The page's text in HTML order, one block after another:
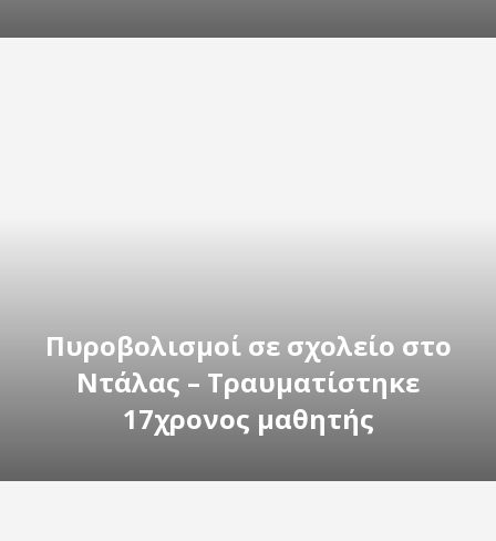
Πυροβολισμοί σε σχολείο στο
Ντάλας – Τραυματίστηκε
17χρονος μαθητής